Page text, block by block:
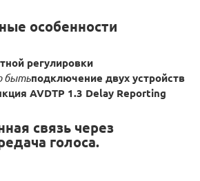
особенности
регулировки
бытьподключение двух устройств
AVDTP 1.3 Delay Reporting
связь через
голоса.